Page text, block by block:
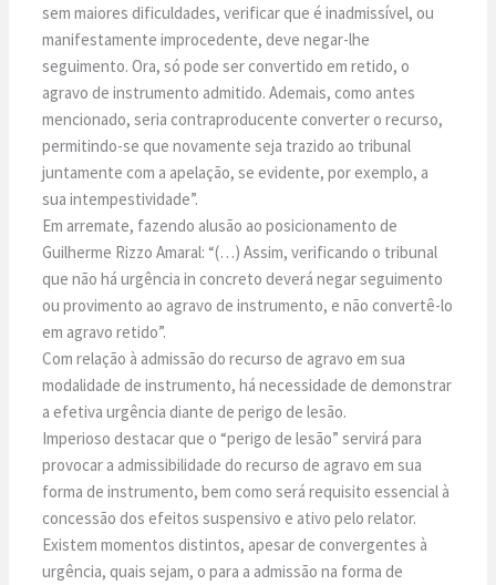
sem maiores dificuldades, verificar que é inadmissível, ou
manifestamente improcedente, deve negar-lhe
seguimento. Ora, só pode ser convertido em retido, o
agravo de instrumento admitido. Ademais, como antes
mencionado, seria contraproducente converter o recurso,
permitindo-se que novamente seja trazido ao tribunal
juntamente com a apelação, se evidente, por exemplo, a
sua intempestividade”.
Em arremate, fazendo alusão ao posicionamento de
Guilherme Rizzo Amaral: “(…) Assim, verificando o tribunal
que não há urgência in concreto deverá negar seguimento
ou provimento ao agravo de instrumento, e não convertê-lo
em agravo retido”.
Com relação à admissão do recurso de agravo em sua
modalidade de instrumento, há necessidade de demonstrar
a efetiva urgência diante de perigo de lesão.
Imperioso destacar que o “perigo de lesão” servirá para
provocar a admissibilidade do recurso de agravo em sua
forma de instrumento, bem como será requisito essencial à
concessão dos efeitos suspensivo e ativo pelo relator.
Existem momentos distintos, apesar de convergentes à
urgência, quais sejam, o para a admissão na forma de